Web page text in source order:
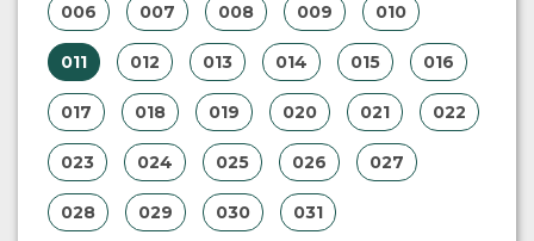
006 007 008 009 010
011 012 013 014 015 016
017 018 019 020 021 022
023 024 025 026 027
028 029 030 031